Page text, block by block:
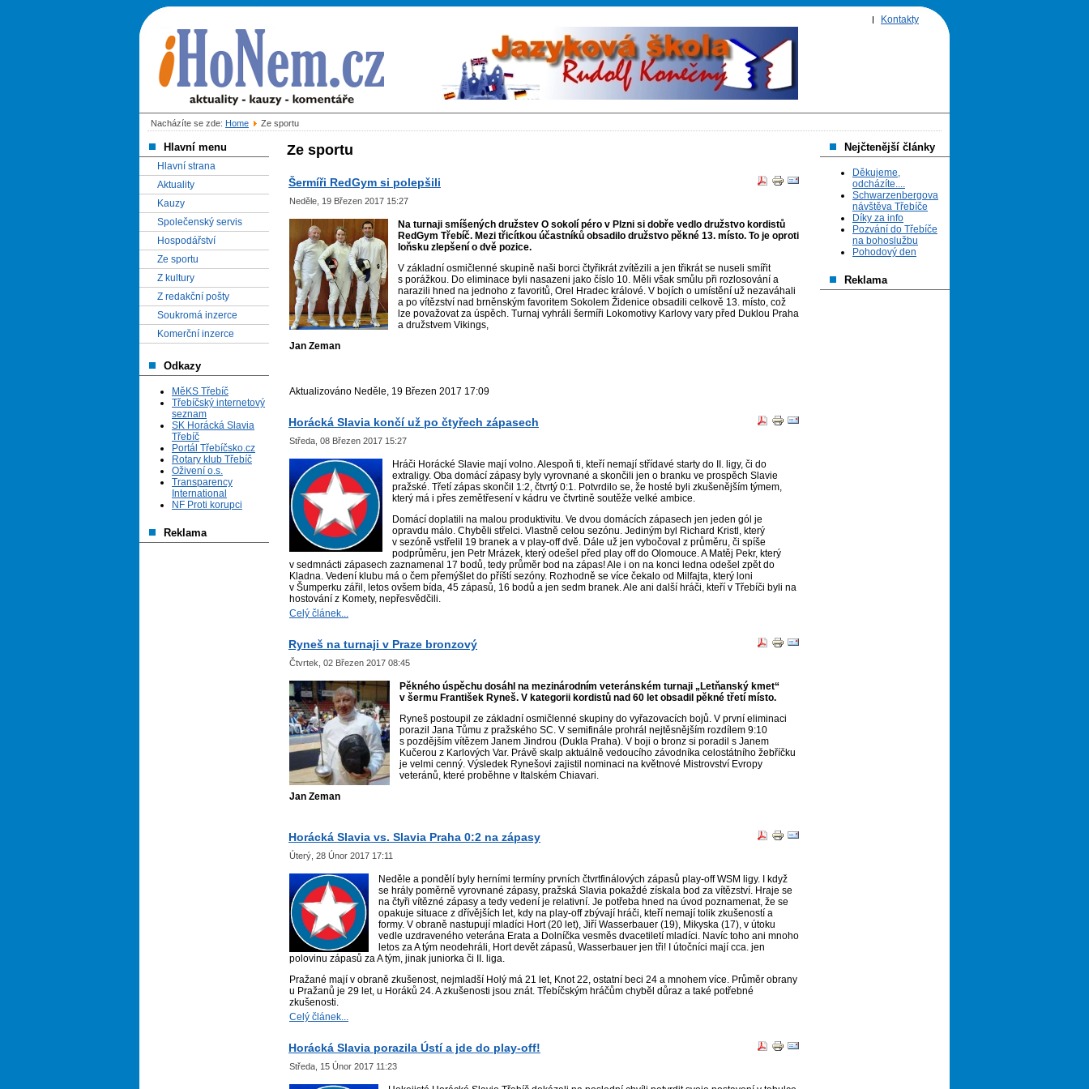
Kontakty
Nacházíte se zde: Home Ze sportu
Hlavní menu
Hlavní strana
Aktuality
Kauzy
Společenský servis
Hospodářství
Ze sportu
Z kultury
Z redakční pošty
Soukromá inzerce
Komerční inzerce
Odkazy
MěKS Třebíč
Třebíčský internetový
seznam
SK Horácká Slavia
Třebíč
Portál Třebíčsko.cz
Rotary klub Třebíč
Oživení o.s.
Transparency
International
NF Proti korupci
Reklama
Nejčtenější články
Děkujeme,
odcházíte....
Schwarzenbergova
návštěva Třebíče
Díky za info
Pozvání do Třebíče
na bohoslužbu
Pohodový den
Reklama
Ze sportu
Šermíři RedGym si polepšili
Neděle, 19 Březen 2017 15:27
Na turnaji smíšených družstev O sokolí péro v Plzni si dobře vedlo družstvo kordistů
RedGym Třebíč. Mezi třicítkou účastníků obsadilo družstvo pěkné 13. místo. To je oproti
loňsku zlepšení o dvě pozice.
V základní osmičlenné skupině naši borci čtyřikrát zvítězili a jen třikrát se nuseli smířit
s porážkou. Do eliminace byli nasazeni jako číslo 10. Měli však smůlu při rozlosování a
narazili hned na jednoho z favoritů, Orel Hradec králové. V bojích o umístění už nezaváhali
a po vítězství nad brněnským favoritem Sokolem Židenice obsadili celkově 13. místo, což
lze považovat za úspěch. Turnaj vyhráli šermíři Lokomotivy Karlovy vary před Duklou Praha
a družstvem Vikings,
Jan Zeman
Aktualizováno Neděle, 19 Březen 2017 17:09
Horácká Slavia končí už po čtyřech zápasech
Středa, 08 Březen 2017 15:27
Hráči Horácké Slavie mají volno. Alespoň ti, kteří nemají střídavé starty do II. ligy, či do
extraligy. Oba domácí zápasy byly vyrovnané a skončili jen o branku ve prospěch Slavie
pražské. Třetí zápas skončil 1:2, čtvrtý 0:1. Potvrdilo se, že hosté byli zkušenějším týmem,
který má i přes zemětřesení v kádru ve čtvrtině soutěže velké ambice.
Domácí doplatili na malou produktivitu. Ve dvou domácích zápasech jen jeden gól je
opravdu málo. Chyběli střelci. Vlastně celou sezónu. Jediným byl Richard Kristl, který
v sezóně vstřelil 19 branek a v play-off dvě. Dále už jen vybočoval z průměru, či spíše
podprůměru, jen Petr Mrázek, který odešel před play off do Olomouce. A Matěj Pekr, který
v sedmnácti zápasech zaznamenal 17 bodů, tedy průměr bod na zápas! Ale i on na konci ledna odešel zpět do
Kladna. Vedení klubu má o čem přemýšlet do příští sezóny. Rozhodně se více čekalo od Milfajta, který loni
v Šumperku zářil, letos ovšem bída, 45 zápasů, 16 bodů a jen sedm branek. Ale ani další hráči, kteří v Třebíči byli na
hostování z Komety, nepřesvědčili.
Celý článek...
Ryneš na turnaji v Praze bronzový
Čtvrtek, 02 Březen 2017 08:45
Pěkného úspěchu dosáhl na mezinárodním veteránském turnaji „Letňanský kmet“
v šermu František Ryneš. V kategorii kordistů nad 60 let obsadil pěkné třetí místo.
Ryneš postoupil ze základní osmičlenné skupiny do vyřazovacích bojů. V první eliminaci
porazil Jana Tůmu z pražského SC. V semifinále prohrál nejtěsnějším rozdílem 9:10
s pozdějším vítězem Janem Jindrou (Dukla Praha). V boji o bronz si poradil s Janem
Kučerou z Karlových Var. Právě skalp aktuálně vedoucího závodníka celostátního žebříčku
je velmi cenný. Výsledek Rynešovi zajistil nominaci na květnové Mistrovství Evropy
veteránů, které proběhne v Italském Chiavari.
Jan Zeman
Horácká Slavia vs. Slavia Praha 0:2 na zápasy
Úterý, 28 Únor 2017 17:11
Neděle a pondělí byly herními termíny prvních čtvrtfinálových zápasů play-off WSM ligy. I když
se hrály poměrně vyrovnané zápasy, pražská Slavia pokaždé získala bod za vítězství. Hraje se
na čtyři vítězné zápasy a tedy vedení je relativní. Je potřeba hned na úvod poznamenat, že se
opakuje situace z dřívějších let, kdy na play-off zbývají hráči, kteří nemají tolik zkušeností a
formy. V obraně nastupují mladíci Hort (20 let), Jiří Wasserbauer (19), Mikyska (17), v útoku
vedle uzdraveného veterána Erata a Dolníčka vesměs dvacetiletí mladíci. Navíc toho ani mnoho
letos za A tým neodehráli, Hort devět zápasů, Wasserbauer jen tři! I útočníci mají cca. jen
polovinu zápasů za A tým, jinak juniorka či II. liga.
Pražané mají v obraně zkušenost, nejmladší Holý má 21 let, Knot 22, ostatní beci 24 a mnohem více. Průměr obrany
u Pražanů je 29 let, u Horáků 24. A zkušenosti jsou znát. Třebíčským hráčům chyběl důraz a také potřebné
zkušenosti.
Celý článek...
Horácká Slavia porazila Ústí a jde do play-off!
Středa, 15 Únor 2017 11:23